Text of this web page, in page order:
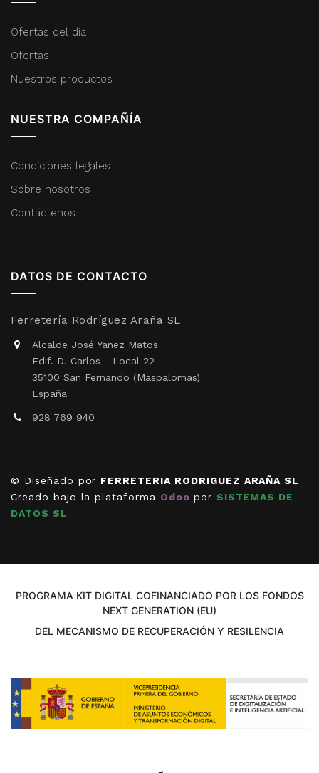
Ofertas del día
Ofertas
Nuestros productos
NUESTRA COMPAÑÍA
Condiciones legales
Sobre nosotros
Contáctenos
DATOS DE CONTACTO
Ferretería Rodríguez Araña SL
Alcalde José Yanez Matos
Edif. D. Carlos - Local 22
35100 San Fernando (Maspalomas)
España
928 769 940
© Diseñado por FERRETERIA RODRIGUEZ ARAÑA SL
Creado bajo la plataforma Odoo por SISTEMAS DE
DATOS SL
PROGRAMA KIT DIGITAL COFINANCIADO POR LOS FONDOS
NEXT GENERATION (EU)
DEL MECANISMO DE RECUPERACIÓN Y RESILENCIA